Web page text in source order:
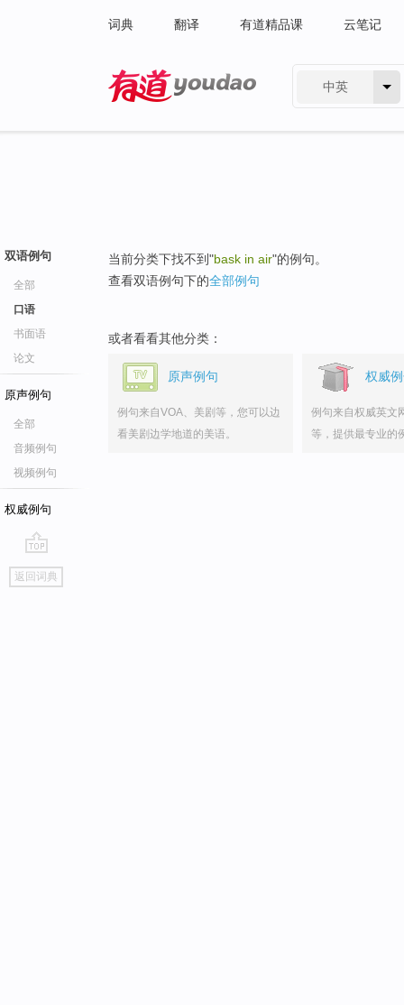
词典 翻译 有道精品课 云笔记
中英
双语例句
全部
口语
书面语
论文
原声例句
全部
音频例句
视频例句
权威例句
go
top
返回词典
当前分类下找不到"bask in air"的例句。
查看双语例句下的全部例句
或者看看其他分类：
原声例句
例句来自VOA、美剧等，您可以边
看美剧边学地道的美语。
权威
例句来自权威英文
等，提供最专业的